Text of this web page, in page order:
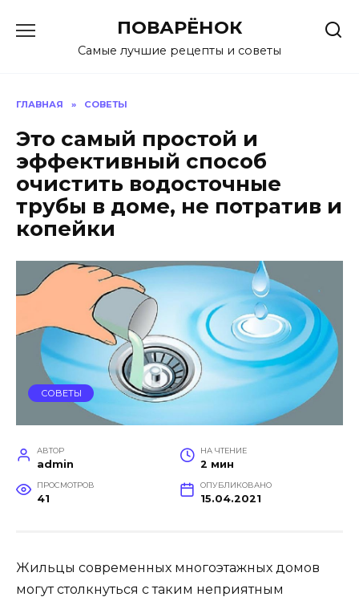
содержанию
ПОВАРЁНОК
Самые лучшие рецепты и советы
ГЛАВНАЯ » СОВЕТЫ
Это самый простой и
эффективный способ
очистить водосточные
трубы в доме, не потратив и
копейки
СОВЕТЫ
АВТОР
admin
НА ЧТЕНИЕ
2 мин
ПРОСМОТРОВ
41
ОПУБЛИКОВАНО
15.04.2021
Жильцы современных многоэтажных домов
могут столкнуться с таким неприятным